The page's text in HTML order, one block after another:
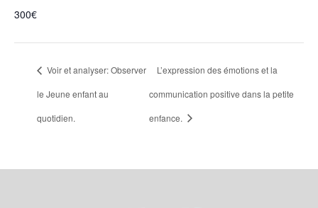
300€
Voir et analyser: Observer
le Jeune enfant au
quotidien.
L’expression des émotions et la
communication positive dans la petite
enfance.